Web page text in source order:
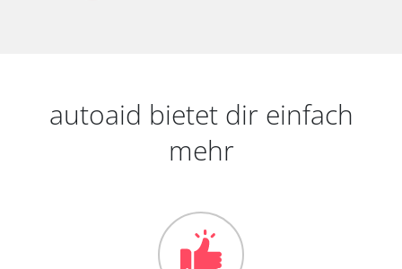
autoaid bietet dir einfach
mehr